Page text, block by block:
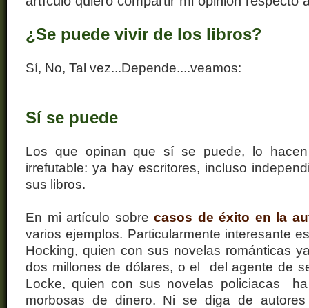
¿Se puede vivir de los libros?
Sí, No, Tal vez...Depende....veamos:
Sí se puede
Los que opinan que sí se puede, lo
irrefutable: ya hay escritores, incluso
sus libros.
En mi artículo sobre casos de éxito en la
varios ejemplos. Particularmente interesante
Hocking, quien con sus novelas románticas
dos millones de dólares, o el del agente de
Locke, quien con sus novelas policiacas
morbosas de dinero. Ni se diga de